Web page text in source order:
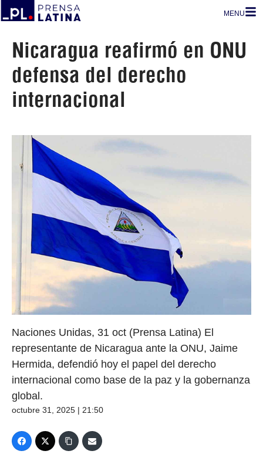
MENU
Nicaragua reafirmó en ONU
defensa del derecho
internacional
Naciones Unidas, 31 oct (Prensa Latina) El
representante de Nicaragua ante la ONU, Jaime
Hermida, defendió hoy el papel del derecho
internacional como base de la paz y la gobernanza
global.
octubre 31, 2025 | 21:50